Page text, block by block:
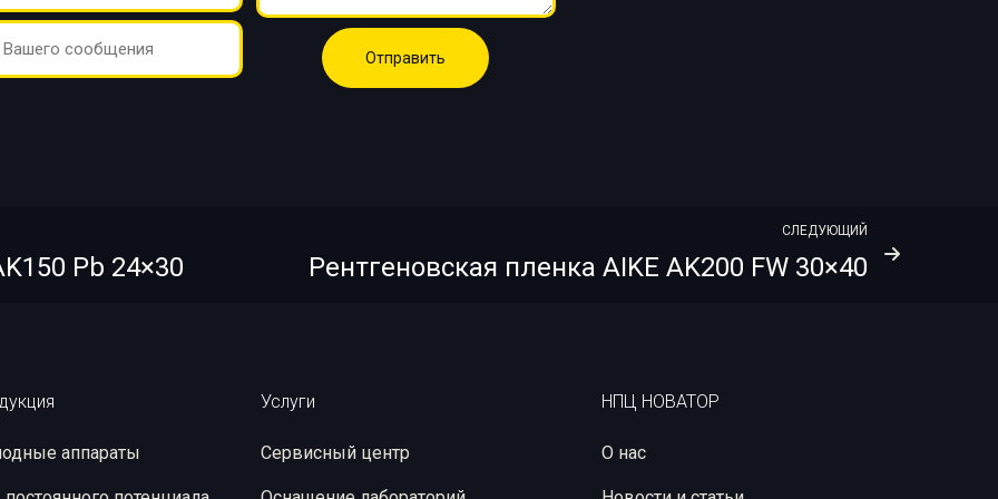
Pb 24×30
СЛЕДУЮЩИЙ
Рентгеновская пленка AIKE AK200 FW 30×40
аппараты
Услуги
Сервисный центр
НПЦ НОВАТОР
О нас